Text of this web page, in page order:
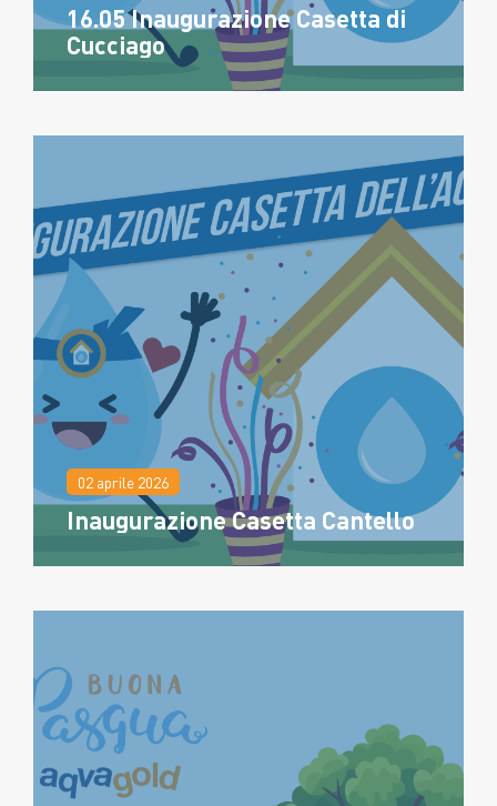
16.05 Inaugurazione Casetta di
Cucciago
30 aprile 2026
16.05 Inaugurazione Casetta
Leggitutto
02 aprile 2026
Inaugurazione Casetta Cantello